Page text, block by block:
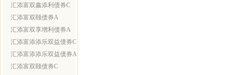
汇添富双鑫添利债券C
汇添富双颐债券A
汇添富双享增利债券A
汇添富添添乐双益债券C
汇添富添添乐双益债券A
汇添富双颐债券C